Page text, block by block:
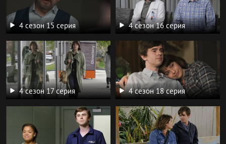
4 сезон 15 серия 4 сезон 16 серия
4 сезон 17 серия 4 сезон 18 серия